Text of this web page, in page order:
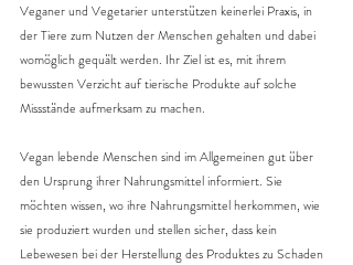
Veganer und Vegetarier unterstützen keinerlei Praxis, in
der Tiere zum Nutzen der Menschen gehalten und dabei
womöglich gequält werden. Ihr Ziel ist es, mit ihrem
bewussten Verzicht auf tierische Produkte auf solche
Missstände aufmerksam zu machen.
Vegan lebende Menschen sind im Allgemeinen gut über
den Ursprung ihrer Nahrungsmittel informiert. Sie
möchten wissen, wo ihre Nahrungsmittel herkommen, wie
sie produziert wurden und stellen sicher, dass kein
Lebewesen bei der Herstellung des Produktes zu Schaden